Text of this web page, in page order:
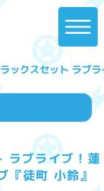
ックスセット ラブ
ラブライブ！蓮
『徒町 小鈴』